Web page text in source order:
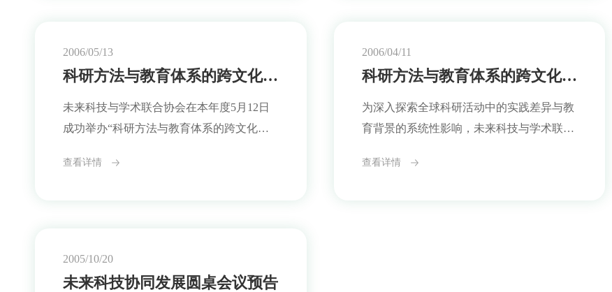
共同设计跨领域、跨区域的响应策略。会议
背景基于当下多重挑战交织的现实：全球金
病预警能力滞后、食
们围绕新型材料在能源转化、建筑节能与环
境治理中的多种应用路径进行了分享。多个
延伸出新的社会意
2006/05/13
科研方法与教育体系的跨文化对话圆桌会议：理解差异，寻求协同
未来科技与学术联合协会在本年度5月12日
成功举办“科研方法与教育体系的跨文化对
研究机构代表通过面对面的深度讨论，共同
以开放姿态分享各自科研活动中普遍遵循的
流程与逻辑。在关于“科研方法差异”的讨论
查看详情
2006/04/11
科研方法与教育体系的跨文化对话圆桌会议预告
为深入探索全球科研活动中的实践差异与教
育背景的系统性影响，未来科技与学术联合
为“科研方法与教育体系的跨文化对话圆桌
查看详情
2005/10/20
未来科技协同发展圆桌会议预告